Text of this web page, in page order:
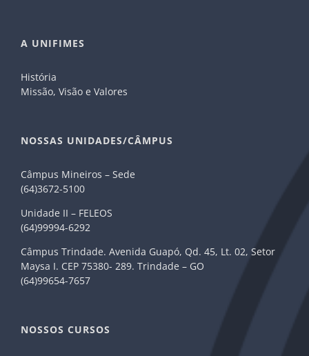
A UNIFIMES
História
Missão, Visão e Valores
NOSSAS UNIDADES/CÂMPUS
Câmpus Mineiros – Sede
(64)3672-5100
Unidade II – FELEOS
(64)99994-6292
Câmpus Trindade. Avenida Guapó, Qd. 45, Lt. 02, Setor
Maysa I. CEP 75380- 289. Trindade – GO
(64)99654-7657
NOSSOS CURSOS